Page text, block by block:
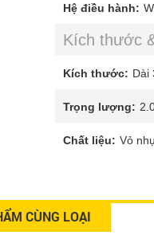
Hệ điều hành:
Kích thước
Kích thước: Dài
Trọng lượng:
Chất liệu: Vỏ
CÙNG LOẠI